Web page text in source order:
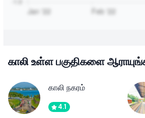
காலி உள்ள பகுதிகளை
காலி நகரம்
4.1